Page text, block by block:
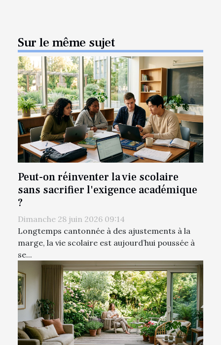
Sur le même sujet
Peut-on réinventer la vie scolaire
sans sacrifier l'exigence académique
?
Dimanche 28 juin 2026 09:14
Longtemps cantonnée à des ajustements à la
marge, la vie scolaire est aujourd’hui poussée à
se...